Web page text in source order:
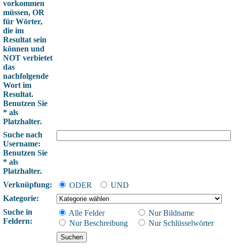
vorkommen
müssen, OR
für Wörter,
die im
Resultat sein
können und
NOT verbietet
das
nachfolgende
Wort im
Resultat.
Benutzen Sie
* als
Platzhalter.
Suche nach
Username:
Benutzen Sie
* als
Platzhalter.
Verknüpfung:
ODER
UND
Kategorie:
Suche in
Feldern:
Alle Felder
Nur Bildname
Nur Beschreibung
Nur Schlüsselwörter